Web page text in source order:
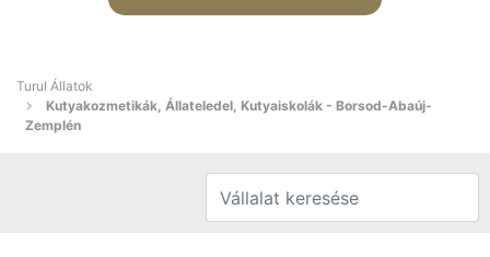
Turul Állatok
Kutyakozmetikák, Állateledel, Kutyaiskolák - Borsod-Abaúj-
Zemplén